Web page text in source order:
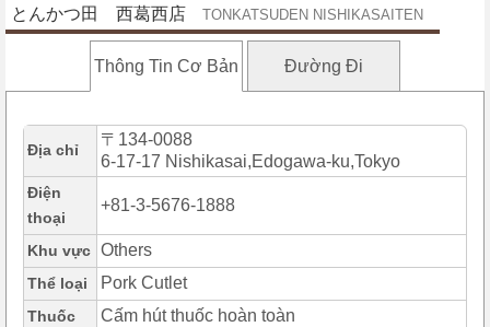
とんかつ田 西葛西店 TONKATSUDEN NISHIKASAITEN
Thông Tin Cơ Bản Đường Đi
Địa chỉ
〒134-0088
6-17-17 Nishikasai,Edogawa-ku,Tokyo
Điện
thoại
+81-3-5676-1888
Khu vực Others
Thể loại Pork Cutlet
Thuốc Cấm hút thuốc hoàn toàn